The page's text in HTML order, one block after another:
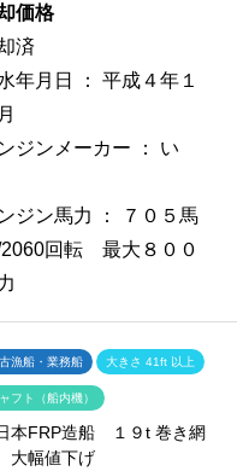
価格
済
年月日 ： 平成４年１
ジンメーカー ： い
ジン馬力 ：
７０５馬
2060回転 最大８００
漁船・業務船 大きさ 41ft 以上
フト（船内機）
本FRP造船 １９t 巻き網
幅値下げ